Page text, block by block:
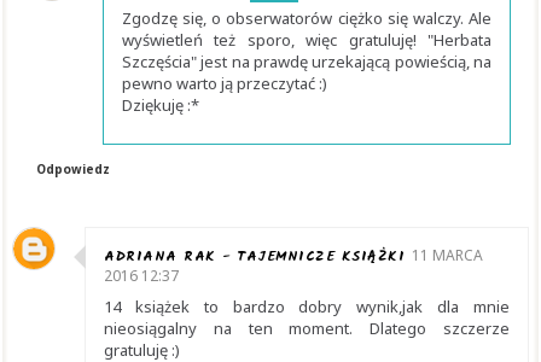
Zgodzę się, o obserwatorów ciężko się walczy. Ale
wyświetleń też sporo, więc gratuluję! "Herbata
Szczęścia" jest na prawdę urzekającą powieścią, na
pewno warto ją przeczytać :)
Dziękuję :*
Odpowiedz
ADRIANA RAK - TAJEMNICZE KSIĄŻKI 11 MARCA
2016 12:37
14 książek to bardzo dobry wynik,jak dla mnie
nieosiągalny na ten moment. Dlatego szczerze
gratuluję :)